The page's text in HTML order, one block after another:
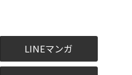
LINEマンガ